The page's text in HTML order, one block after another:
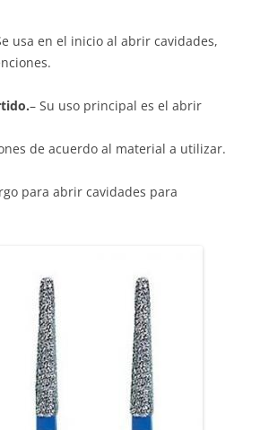
usa en el inicio al abrir cavidades,
– Su uso principal es el abrir
de acuerdo al material a utilizar.
para abrir cavidades para